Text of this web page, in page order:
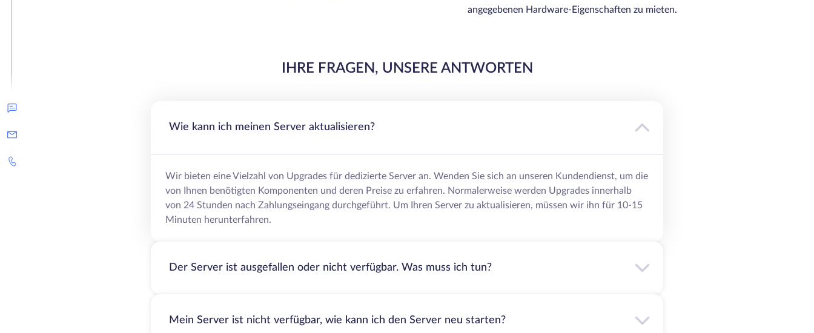
angegebenen Hardware-Eigenschaften zu mieten.
IHRE FRAGEN, UNSERE ANTWORTEN
Wie kann ich meinen Server aktualisieren?
Wir bieten eine Vielzahl von Upgrades für dedizierte Server an. Wenden Sie sich an unseren Kundendienst, um die
von Ihnen benötigten Komponenten und deren Preise zu erfahren. Normalerweise werden Upgrades innerhalb
von 24 Stunden nach Zahlungseingang durchgeführt. Um Ihren Server zu aktualisieren, müssen wir ihn für 10-15
Minuten herunterfahren.
Der Server ist ausgefallen oder nicht verfügbar. Was muss ich tun?
Mein Server ist nicht verfügbar, wie kann ich den Server neu starten?